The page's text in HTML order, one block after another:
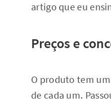
artigo que eu
Preços e
O produto tem
de cada um.